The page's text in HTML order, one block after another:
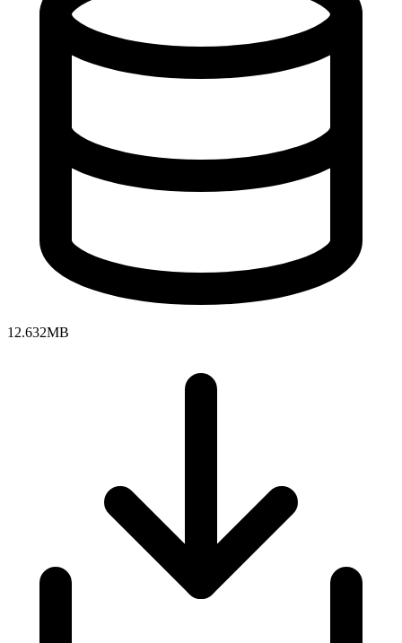
12.632MB